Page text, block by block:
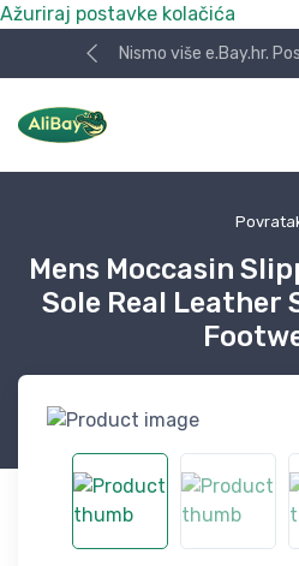
Ažuriraj postavke kolačića
Nismo više e.Bay.hr.
Mens Moccasin
Sole Real Leather